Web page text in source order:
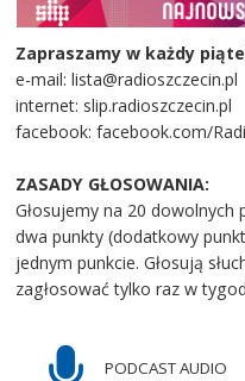
Zapraszamy w każdy
e-mail: lista@radioszczecin.pl
internet: slip.radioszczecin.pl
facebook: facebook.com/
ZASADY GŁOSOWANIA:
Głosujemy na 20
dwa punkty (dodatkowy
jednym punkcie. Głosują
zagłosować tylko raz w
PODCAST AUDIO